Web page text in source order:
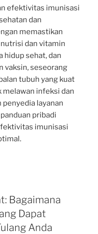
efektivitas imunisasi
dan
memastikan
dan vitamin
hidup sehat, dan
vaksin, seseorang
tubuh yang kuat
melawan infeksi dan
layanan
pribadi
imunisasi
Bagaimana
Dapat
Anda